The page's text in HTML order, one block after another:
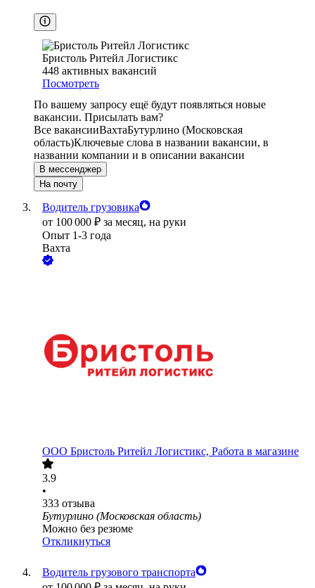
Бристоль Ритейл Логистикс
448 активных вакансий
Посмотреть
По вашему запросу ещё будут появляться новые
вакансии. Присылать вам?
Все вакансииВахтаБутурлино (Московская
область)Ключевые слова в названии вакансии, в
названии компании и в описании вакансии
В мессенджер
На почту
Водитель грузовика
от 100 000 ₽ за месяц, на руки
Опыт 1-3 года
Вахта
ООО Бристоль Ритейл Логистикс, Работа в магазине
3.9
•
333 отзыва
Бутурлино (Московская область)
Можно без резюме
Откликнуться
Водитель грузового транспорта